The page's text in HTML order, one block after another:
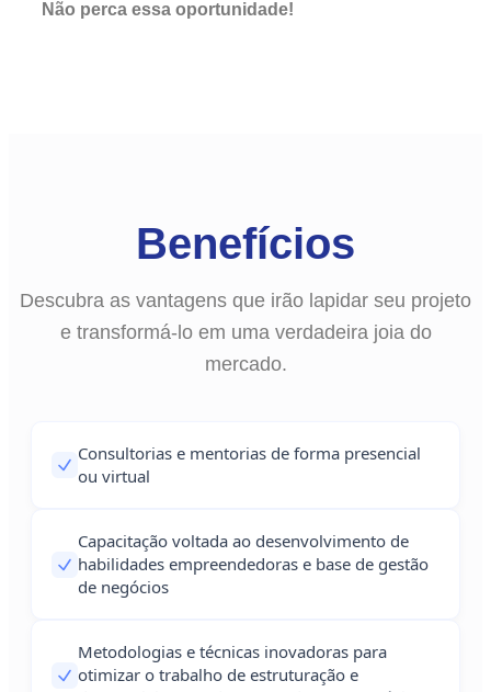
Não perca essa oportunidade!
Benefícios
Descubra as vantagens que irão lapidar seu projeto
e transformá-lo em uma verdadeira joia do
mercado.
Consultorias e mentorias de forma presencial
ou virtual
Capacitação voltada ao desenvolvimento de
habilidades empreendedoras e base de gestão
de negócios
Metodologias e técnicas inovadoras para
otimizar o trabalho de estruturação e